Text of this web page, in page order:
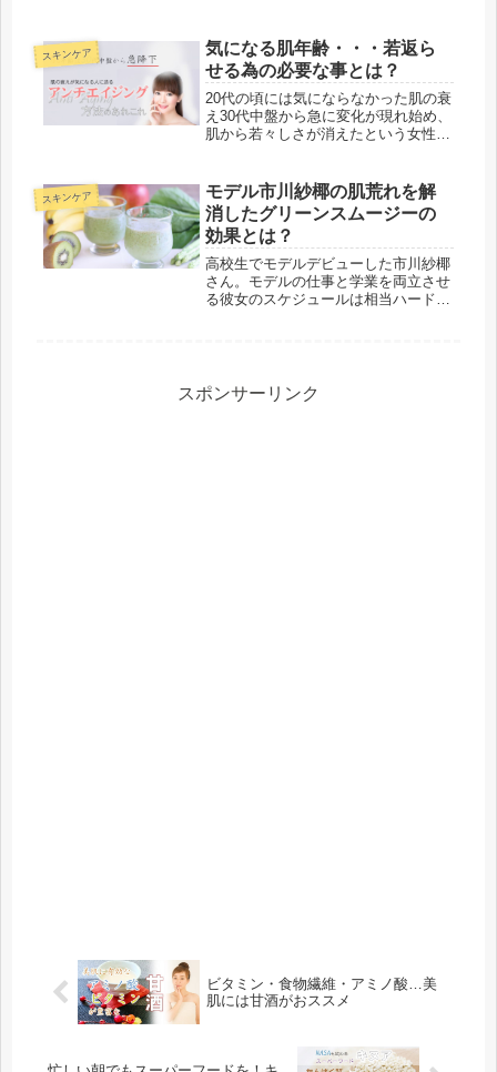
ンクさせていきます。『そんなことわ
かっている！』という内容ばかりかも
し...
スキンケア
気になる肌年齢・・・若返ら
せる為の必要な事とは？
20代の頃には気にならなかった肌の衰
え30代中盤から急に変化が現れ始め、
肌から若々しさが消えたという女性も
失われていきます。そしてそれは30代
中盤からやってくると言われてい...
スキンケア
モデル市川紗椰の肌荒れを解
消したグリーンスムージーの
効果とは？
高校生でモデルデビューした市川紗椰
さん。モデルの仕事と学業を両立させ
る彼女のスケジュールは相当ハードな
市川...
スポンサーリンク
ビタミン・食物繊維・アミノ酸…美
肌には甘酒がおススメ